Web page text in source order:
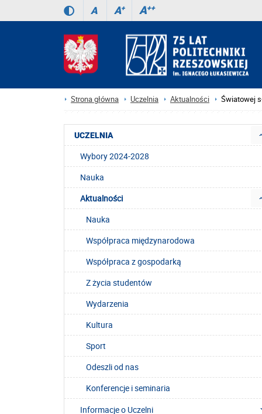
A A+ A++
Strona główna Uczelnia Aktualności Światowej
UCZELNIA
Wybory 2024-2028
Nauka
Aktualności
Nauka
Współpraca międzynarodowa
Współpraca z gospodarką
Z życia studentów
Wydarzenia
Kultura
Sport
Odeszli od nas
Konferencje i seminaria
Informacje o Uczelni